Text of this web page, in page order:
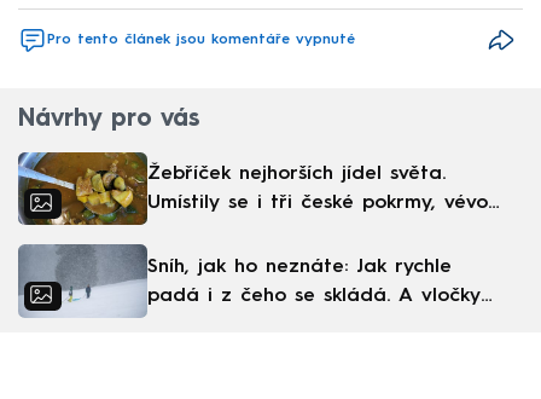
Pro tento článek jsou komentáře vypnuté
Návrhy pro vás
Žebříček nejhorších jídel světa.
Umístily se i tři české pokrmy, vévodí
Sníh, jak ho neznáte: Jak rychle
padá i z čeho se skládá. A vločky